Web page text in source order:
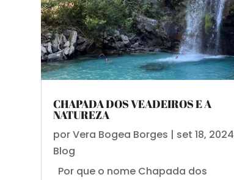
CHAPADA DOS VEADEIROS E A
NATUREZA
porVera Bogea Borges | set 18, 2024
Blog
Por que o nome Chapada dos